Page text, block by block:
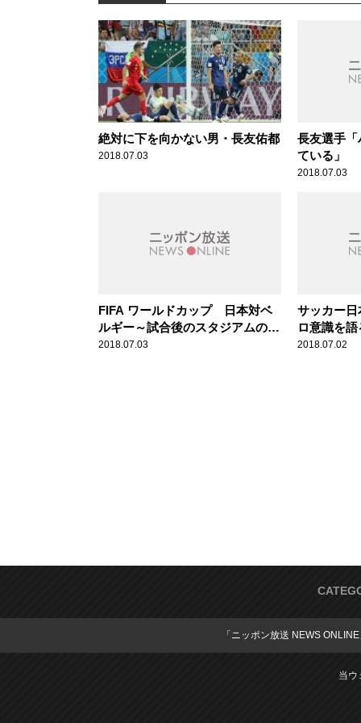
絶対に下を向かない男・長友佑都
2018.07.03
長友選手
ている」
2018.07.03
FIFA ワールドカップ 日本対ベ
ルギー～試合後のスタジアムの雰
囲気
2018.07.03
サッカー
ロ意識を
2018.07.02
「ニッポン放送 NEWS
当ウ